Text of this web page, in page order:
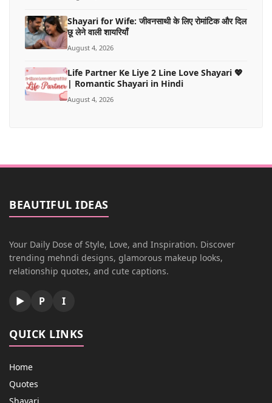
Shayari for Wife: जीवनसाथी के लिए रोमांटिक और दिल
छू लेने वाली शायरियाँ
August 4, 2026
Life Partner Ke Liye 2 Line Love Shayari 💖
| Romantic Shayari in Hindi
August 4, 2026
BEAUTIFUL IDEAS
Your Daily Dose of Style, Love, and Inspiration. Discover
trending mehndi designs, glamorous makeup looks,
relationship quotes, and cute captions.
▶ P I
QUICK LINKS
Home
Quotes